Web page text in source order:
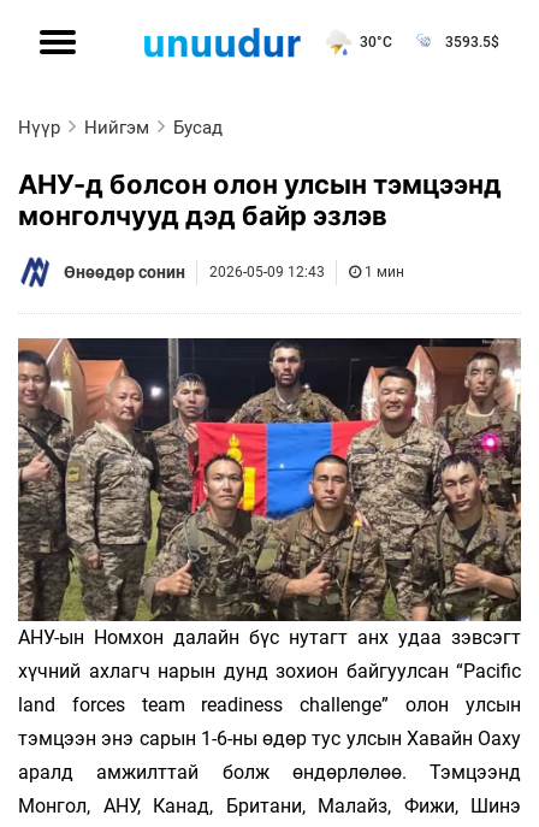
30°C 3593.5$
Нүүр Нийгэм Бусад
АНУ-д болсон олон улсын тэмцээнд
монголчууд дэд байр эзлэв
Өнөөдөр сонин 2026-05-09 12:43 1 мин
АНУ-ын Номхон далайн бүс нутагт анх удаа зэвсэгт
хүчний ахлагч нарын дунд зохион байгуулсан “Pacific
land forces team readiness challenge” олон улсын
тэмцээн энэ сарын 1-6-ны өдөр тус улсын Хавайн Оаху
аралд амжилттай болж өндөрлөлөө. Тэмцээнд
Монгол, АНУ, Канад, Британи, Малайз, Фижи, Шинэ